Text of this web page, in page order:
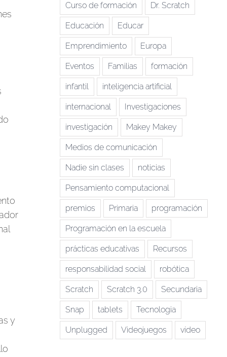
y
Curso de formación Dr. Scratch
Educación Educar
Emprendimiento Europa
Eventos Familias formación
infantil inteligencia artificial
internacional Investigaciones
investigación Makey Makey
Medios de comunicación
Nadie sin clases noticias
Pensamiento computacional
premios Primaria programación
Programación en la escuela
prácticas educativas Recursos
responsabilidad social robótica
Scratch Scratch 3.0 Secundaria
Snap tablets Tecnologia
Unplugged Videojuegos vídeo